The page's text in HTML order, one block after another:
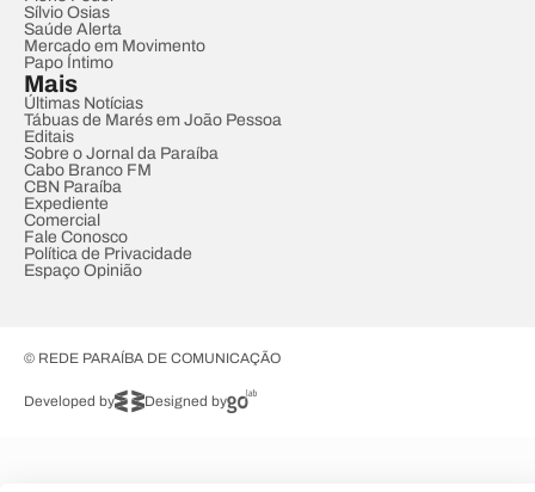
Sílvio Osias
Saúde Alerta
Mercado em Movimento
Papo Íntimo
Mais
Últimas Notícias
Tábuas de Marés em João Pessoa
Editais
Sobre o Jornal da Paraíba
Cabo Branco FM
CBN Paraíba
Expediente
Comercial
Fale Conosco
Política de Privacidade
Espaço Opinião
© REDE PARAÍBA DE COMUNICAÇÃO
Developed by Designed by